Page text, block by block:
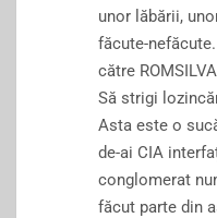
unor lăbării,
făcute-
către
Să strigi
Asta este o
de-ai CIA
conglomerat
făcut parte din